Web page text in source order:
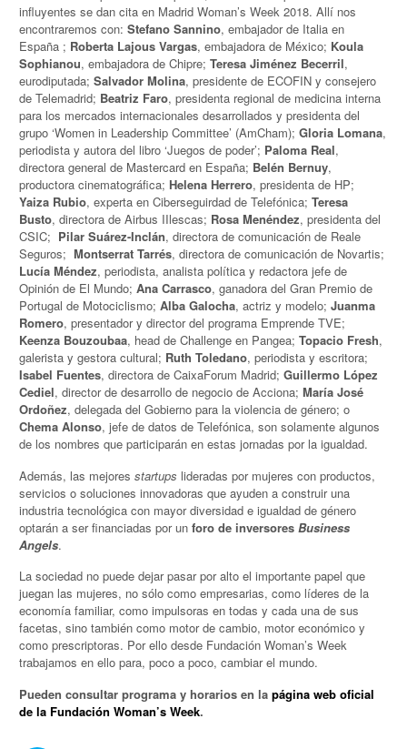
influyentes se dan cita en Madrid Woman’s Week 2018. Allí nos
encontraremos con:Stefano Sannino, embajador de Italia en
España ; Roberta Lajous Vargas, embajadora de México; Koula
Sophianou, embajadora de Chipre;Teresa Jiménez Becerril,
eurodiputada;Salvador Molina, presidente de ECOFIN y consejero
de Telemadrid; Beatriz Faro, presidenta regional de medicina interna
para los mercados internacionales desarrollados y presidenta del
grupo ‘Women in Leadership Committee’ (AmCham);Gloria Lomana,
periodista y autora del libro ‘Juegos de poder’; Paloma Real,
directora general de Mastercard en España; Belén Bernuy,
productora cinematográfica; Helena Herrero, presidenta de HP;
Yaiza Rubio, experta en Ciberseguirdad de Telefónica;Teresa
Busto, directora de Airbus IIlescas; Rosa Menéndez, presidenta del
CSIC; Pilar Suárez-Inclán, directora de comunicación de Reale
Seguros;Montserrat Tarrés, directora de comunicación de Novartis;
Lucía Méndez, periodista, analista política y redactora jefe de
Opinión de El Mundo;Ana Carrasco, ganadora del Gran Premio de
Portugal de Motociclismo;Alba Galocha, actriz y modelo;Juanma
Romero, presentador y director del programa Emprende TVE;
Keenza Bouzoubaa, head de Challenge en Pangea;Topacio Fresh,
galerista y gestora cultural; Ruth Toledano, periodista y escritora;
Isabel Fuentes, directora de CaixaForum Madrid;Guillermo López
Cediel, director de desarrollo de negocio de Acciona;María José
Ordoñez, delegada del Gobierno para la violencia de género; o
Chema Alonso, jefe de datos de Telefónica, son solamente algunos
de los nombres que participarán en estas jornadas por la igualdad.
Además, las mejoresstartups lideradas por mujeres con productos,
servicios o soluciones innovadoras que ayuden a construir una
industria tecnológica con mayor diversidad e igualdad de género
optarán a ser financiadas por unforo de inversoresBusiness
Angels.
La sociedad no puede dejar pasar por alto el importante papel que
juegan las mujeres, no sólo como empresarias, como líderes de la
economía familiar, como impulsoras en todas y cada una de sus
facetas, sino también como motor de cambio, motor económico y
como prescriptoras. Por ello desde Fundación Woman’s Week
trabajamos en ello para, poco a poco, cambiar el mundo.
Pueden consultar programa y horarios en lapágina web oficial
de la Fundación Woman’s Week.